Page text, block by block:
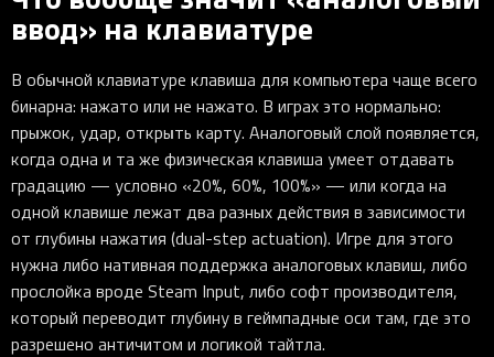
ввод» на клавиатуре
В обычной клавиатуре клавиша для компьютера чаще всего
бинарна: нажато или не нажато. В играх это нормально:
прыжок, удар, открыть карту. Аналоговый слой появляется,
когда одна и та же физическая клавиша умеет отдавать
градацию — условно «20%, 60%, 100%» — или когда на
одной клавише лежат два разных действия в зависимости
от глубины нажатия (dual-step actuation). Игре для этого
нужна либо нативная поддержка аналоговых клавиш, либо
прослойка вроде Steam Input, либо софт производителя,
который переводит глубину в геймпадные оси там, где это
разрешено античитом и логикой тайтла.